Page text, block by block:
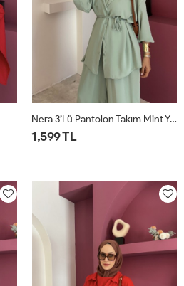
Nera 3’lü Pantolon Takım Mint Yeşili
1,599 TL